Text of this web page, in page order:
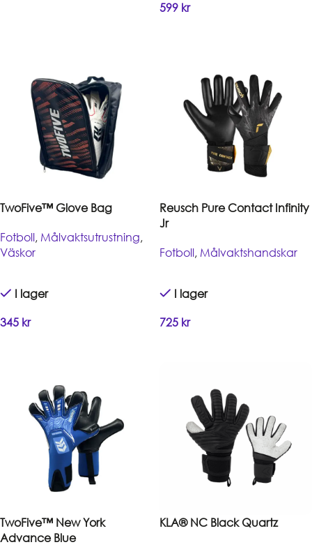
599 kr
TwoFive™ Glove Bag
Fotboll, Målvaktsutrustning,
Väskor
I lager
345 kr
Reusch Pure Contact Infinity
Jr
Fotboll, Målvaktshandskar
I lager
725 kr
TwoFive™ New York
Advance Blue
KLA® NC Black Quartz